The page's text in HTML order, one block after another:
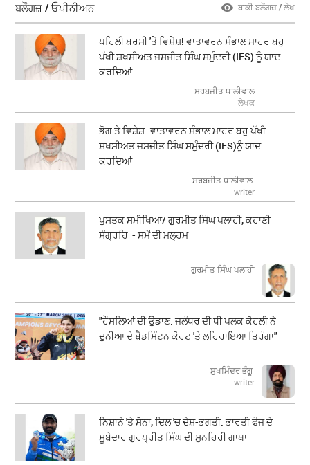
ਬਲੌਗਜ਼ / ਓਪੀਨੀਅਨ ਬਾਕੀ ਬਲੌਗਜ਼ / ਲੇਖ
ਪਹਿਲੀ ਬਰਸੀ 'ਤੇ ਵਿਸ਼ੇਸ਼! ਵਾਤਾਵਰਨ ਸੰਭਾਲ ਮਾਹਰ ਬਹੁ
ਪੱਖੀ ਸ਼ਖਸੀਅਤ ਜਸਜੀਤ ਸਿੰਘ ਸਮੁੰਦਰੀ (IFS) ਨੂੰ ਯਾਦ
ਕਰਦਿਆਂ
ਸਰਬਜੀਤ ਧਾਲੀਵਾਲ
ਲੇਖਕ
ਭੋਗ ਤੇ ਵਿਸ਼ੇਸ਼- ਵਾਤਾਵਰਨ ਸੰਭਾਲ ਮਾਹਰ ਬਹੁ ਪੱਖੀ
ਸ਼ਖਸੀਅਤ ਜਸਜੀਤ ਸਿੰਘ ਸਮੁੰਦਰੀ (IFS)ਨੂੰ ਯਾਦ
ਕਰਦਿਆਂ
ਸਰਬਜੀਤ ਧਾਲੀਵਾਲ
writer
ਪੁਸਤਕ ਸਮੀਖਿਆ/ ਗੁਰਮੀਤ ਸਿੰਘ ਪਲਾਹੀ, ਕਹਾਣੀ
ਸੰਗ੍ਰਹਿ - ਸਮੇਂ ਦੀ ਮਲ੍ਹਮ
ਗੁਰਮੀਤ ਸਿੰਘ ਪਲਾਹੀ
"ਹੌਸਲਿਆਂ ਦੀ ਉਡਾਣ: ਜਲੰਧਰ ਦੀ ਧੀ ਪਲਕ ਕੋਹਲੀ ਨੇ
ਦੁਨੀਆ ਦੇ ਬੈਡਮਿੰਟਨ ਕੋਰਟ 'ਤੇ ਲਹਿਰਾਇਆ ਤਿਰੰਗਾ"
ਸੁਖਮਿੰਦਰ ਭੰਗੂ
writer
ਨਿਸ਼ਾਨੇ 'ਤੇ ਸੋਨਾ, ਦਿਲ 'ਚ ਦੇਸ਼-ਭਗਤੀ: ਭਾਰਤੀ ਫੌਜ ਦੇ
ਸੂਬੇਦਾਰ ਗੁਰਪ੍ਰੀਤ ਸਿੰਘ ਦੀ ਸੁਨਹਿਰੀ ਗਾਥਾ